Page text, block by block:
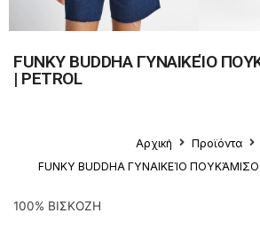
FUNKY BUDDHA ΓΥΝΑΙΚΕΊΟ
| PETROL
Αρχική
Προϊόντα
FUNKY BUDDHA ΓΥΝΑΙΚΕΊΟ ΠΟΥΚΆΜΙΣΟ
100% ΒΙΣΚΟΖΗ